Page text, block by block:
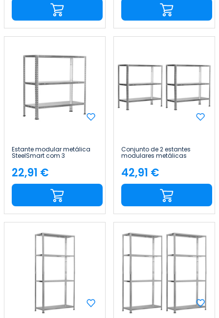
Estante modular metálica
SteelSmart com 3
70 cm 7house
Preço
22,91 €
Conjunto de 2 estantes
modulares metálicas
prateleiras de 120 kg, 70 x 30
x 70 cm 7house
Preço
42,91 €